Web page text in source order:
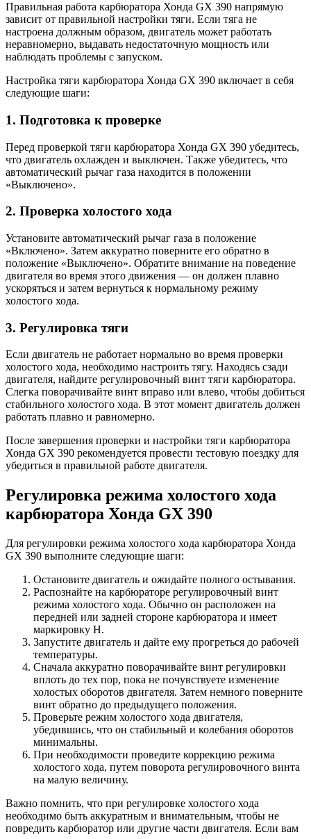
Правильная работа карбюратора Хонда GX 390 напрямую
зависит от правильной настройки тяги. Если тяга не
настроена должным образом, двигатель может работать
неравномерно, выдавать недостаточную мощность или
наблюдать проблемы с запуском.
Настройка тяги карбюратора Хонда GX 390 включает в себя
следующие шаги:
1. Подготовка к проверке
Перед проверкой тяги карбюратора Хонда GX 390 убедитесь,
что двигатель охлажден и выключен. Также убедитесь, что
автоматический рычаг газа находится в положении
«Выключено».
2. Проверка холостого хода
Установите автоматический рычаг газа в положение
«Включено». Затем аккуратно поверните его обратно в
положение «Выключено». Обратите внимание на поведение
двигателя во время этого движения — он должен плавно
ускоряться и затем вернуться к нормальному режиму
холостого хода.
3. Регулировка тяги
Если двигатель не работает нормально во время проверки
холостого хода, необходимо настроить тягу. Находясь сзади
двигателя, найдите регулировочный винт тяги карбюратора.
Слегка поворачивайте винт вправо или влево, чтобы добиться
стабильного холостого хода. В этот момент двигатель должен
работать плавно и равномерно.
После завершения проверки и настройки тяги карбюратора
Хонда GX 390 рекомендуется провести тестовую поездку для
убедиться в правильной работе двигателя.
Регулировка режима холостого хода
карбюратора Хонда GX 390
Для регулировки режима холостого хода карбюратора Хонда
GX 390 выполните следующие шаги:
Остановите двигатель и ожидайте полного остывания.
Распознайте на карбюраторе регулировочный винт
режима холостого хода. Обычно он расположен на
передней или задней стороне карбюратора и имеет
маркировку H.
Запустите двигатель и дайте ему прогреться до рабочей
температуры.
Сначала аккуратно поворачивайте винт регулировки
вплоть до тех пор, пока не почувствуете изменение
холостых оборотов двигателя. Затем немного поверните
винт обратно до предыдущего положения.
Проверьте режим холостого хода двигателя,
убедившись, что он стабильный и колебания оборотов
минимальны.
При необходимости проведите коррекцию режима
холостого хода, путем поворота регулировочного винта
на малую величину.
Важно помнить, что при регулировке холостого хода
необходимо быть аккуратным и внимательным, чтобы не
повредить карбюратор или другие части двигателя. Если вам